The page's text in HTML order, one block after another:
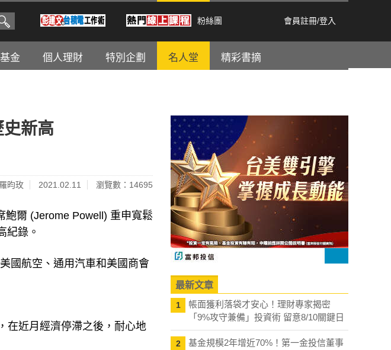
粉絲團 會員註冊/登入
基金 個人理財 特別企劃 名人堂 精彩書摘
新高
昀玫 2021.02.11 瀏覽數：14695
鮑爾 (Jerome Powell) 重申寬鬆
紀錄。
國航空、通用汽車和美國商會
在近月經濟停滯之後，耐心地
最新文章
1
帳面獲利落袋才安心！理財專家揭密
「9%攻守兼備」投資術 留意8/10關鍵日
2
基金規模2年增近70%！第一金投信董事